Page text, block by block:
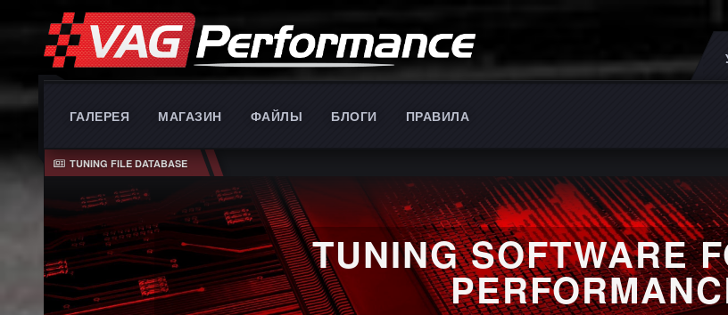
ГАЛЕРЕЯ МАГАЗИН ФАЙЛЫ БЛОГИ ПРАВИЛА
TUNING FILE DATABASE
TUNING SOFTWARE